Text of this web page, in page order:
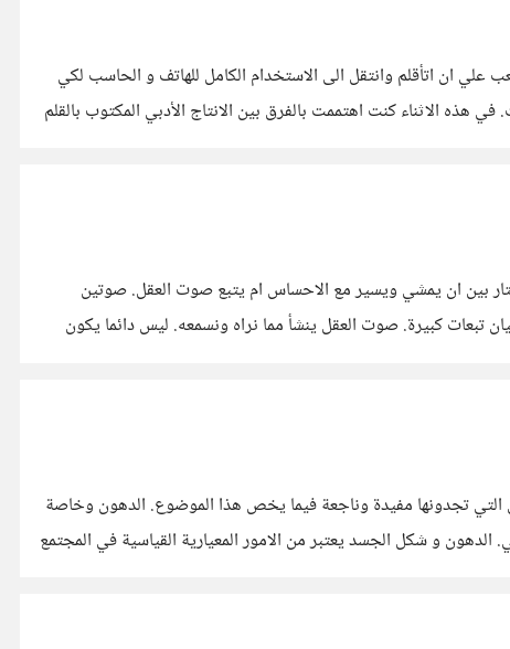
من الصعب علي ان اتأقلم وانتقل الى الاستخدام الكامل للهاتف و الحاسب لكي
هذه الاثناء كنت اهتممت بالفرق بين الانتاج الأدبي المكتوب بالقلم
بين ان يمشي ويسير مع الاحساس ام يتبع صوت العقل. صوتين
تبعات كبيرة. صوت العقل ينشأ مما نراه ونسمعه. ليس دائما يكون
التي تجدونها مفيدة وناجعة فيما يخص هذا الموضوع. الدهون وخاصة
و شكل الجسد يعتبر من الامور المعيارية القياسية في المجتمع